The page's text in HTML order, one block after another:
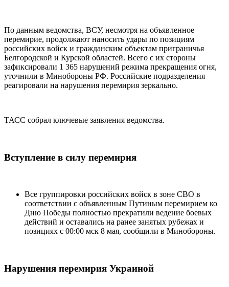
По данным ведомства, ВСУ, несмотря на объявленное
перемирие, продолжают наносить удары по позициям
российских войск и гражданским объектам приграничья
Белгородской и Курской областей. Всего с их стороны
зафиксировали 1 365 нарушений режима прекращения огня,
уточнили в Минобороны РФ. Российские подразделения
реагировали на нарушения перемирия зеркально.
ТАСС собрал ключевые заявления ведомства.
Вступление в силу перемирия
Все группировки российских войск в зоне СВО в
соответствии с объявленным Путиным перемирием ко
Дню Победы полностью прекратили ведение боевых
действий и оставались на ранее занятых рубежах и
позициях с 00:00 мск 8 мая, сообщили в Минобороны.
Нарушения перемирия Украиной